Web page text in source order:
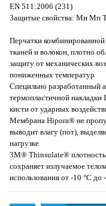
EN 511:2006 (231)
Защитые свойства: Ми Мп
Перчатки
тканей и волокон, плотно
защиту от механических
пониженных температур
Специльно разработанный
термопластичной
кисти от ударных
Мембрана Hipora® не
выводит влагу (пот),
нагрузке
3M® Thinsulate®
сохраняет излучаемое
использования от -10 °С до